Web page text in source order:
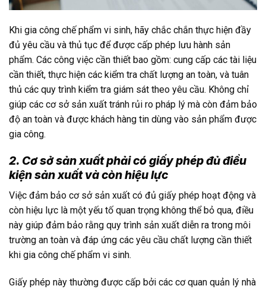
Khi gia công chế phẩm vi sinh, hãy chắc chắn thực hiện đầy
đủ yêu cầu và thủ tục để được cấp phép lưu hành sản
phẩm. Các công việc cần thiết bao gồm: cung cấp các tài liệu
cần thiết, thực hiện các kiểm tra chất lượng an toàn, và tuân
thủ các quy trình kiểm tra giám sát theo yêu cầu. Không chỉ
giúp các cơ sở sản xuất tránh rủi ro pháp lý mà còn đảm bảo
độ an toàn và được khách hàng tin dùng vào sản phẩm được
gia công.
2. Cơ sở sản xuất phải có giấy phép đủ điều
kiện sản xuất và còn hiệu lực
Việc đảm bảo cơ sở sản xuất có đủ giấy phép hoạt động và
còn hiệu lực là một yếu tố quan trọng không thể bỏ qua, điều
này giúp đảm bảo rằng quy trình sản xuất diễn ra trong môi
trường an toàn và đáp ứng các yêu cầu chất lượng cần thiết
khi gia công chế phẩm vi sinh.
Giấy phép này thường được cấp bởi các cơ quan quản lý nhà